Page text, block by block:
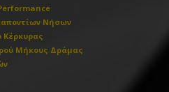
Νήσων
Κέρκυρας
Μήκους Δράμας